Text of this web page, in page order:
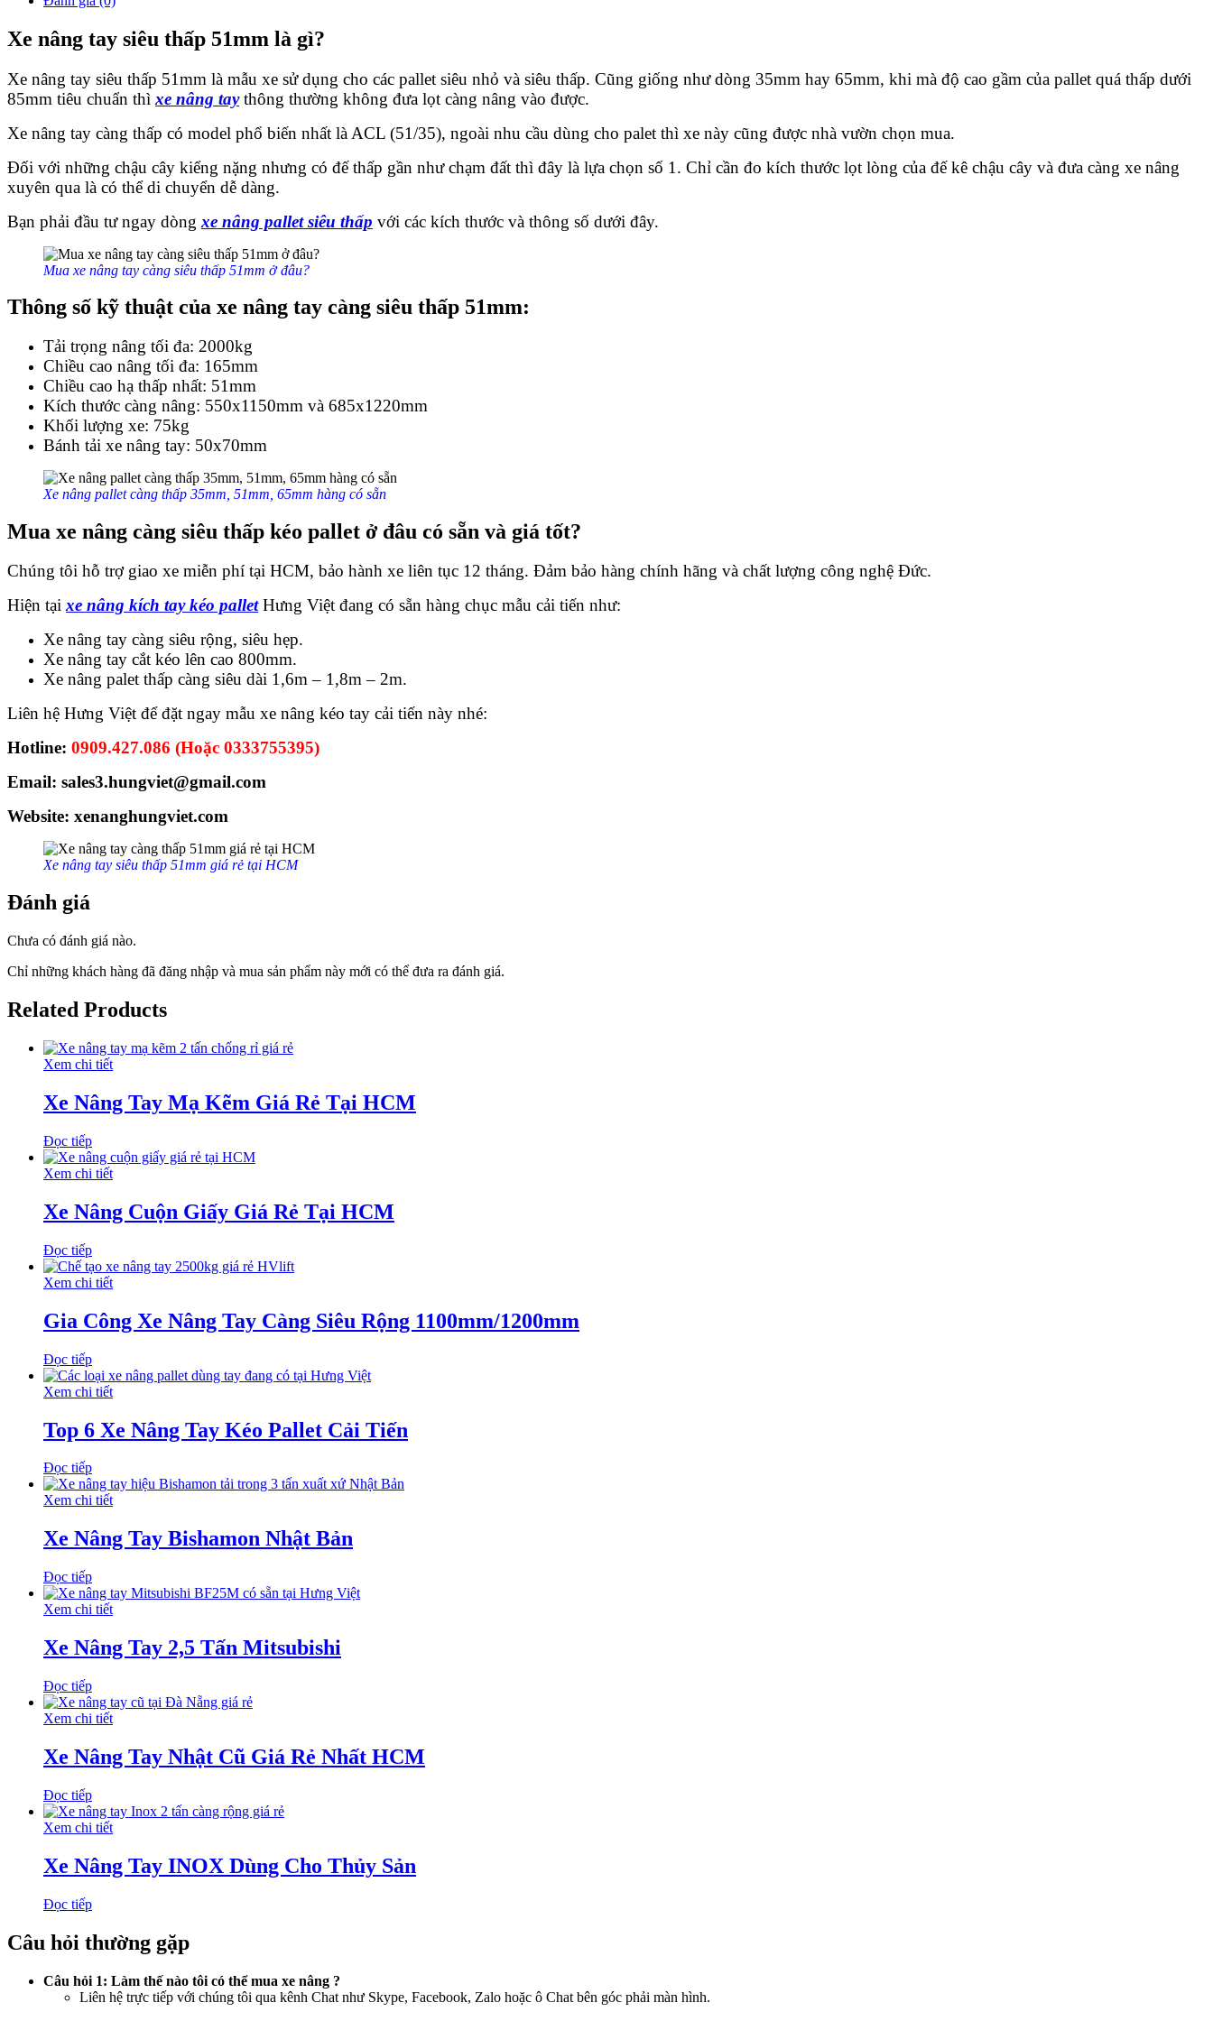
Xe nâng tay siêu thấp 51mm là gì?
Xe nâng tay siêu thấp 51mm là mẫu xe sử dụng cho các pallet siêu nhỏ và siêu thấp. Cũng giống như dòng 35mm hay 65mm, khi mà độ cao gầm của pallet quá thấp dưới
85mm tiêu chuẩn thì xe nâng taythông thường không đưa lọt càng nâng vào được.
Xe nâng tay càng thấp có model phổ biến nhất là ACL (51/35), ngoài nhu cầu dùng cho palet thì xe này cũng được nhà vườn chọn mua.
Đối với những chậu cây kiểng nặng nhưng có đế thấp gần như chạm đất thì đây là lựa chọn số 1. Chỉ cần đo kích thước lọt lòng của đế kê chậu cây và đưa càng xe nâng
xuyên qua là có thể di chuyển dễ dàng.
Bạn phải đầu tư ngay dòng xe nâng pallet siêu thấp với các kích thước và thông số dưới đây.
Mua xe nâng tay càng siêu thấp 51mm ở đâu?
Thông số kỹ thuật của xe nâng tay càng siêu thấp 51mm:
Tải trọng nâng tối đa: 2000kg
Chiều cao nâng tối đa: 165mm
Chiều cao hạ thấp nhất: 51mm
Kích thước càng nâng: 550x1150mm và 685x1220mm
Khối lượng xe: 75kg
Bánh tải xe nâng tay: 50x70mm
Xe nâng pallet càng thấp 35mm, 51mm, 65mm hàng có sẵn
Mua xe nâng càng siêu thấp kéo pallet ở đâu có sẵn và giá tốt?
Chúng tôi hỗ trợ giao xe miễn phí tại HCM, bảo hành xe liên tục 12 tháng. Đảm bảo hàng chính hãng và chất lượng công nghệ Đức.
Hiện tại xe nâng kích tay kéo palletHưng Việt đang có sẵn hàng chục mẫu cải tiến như:
Xe nâng tay càng siêu rộng, siêu hẹp.
Xe nâng tay cắt kéo lên cao 800mm.
Xe nâng palet thấp càng siêu dài 1,6m – 1,8m – 2m.
Liên hệ Hưng Việt để đặt ngay mẫu xe nâng kéo tay cải tiến này nhé:
Hotline: 0909.427.086 (Hoặc 0333755395)
Email: sales3.hungviet@gmail.com
Website: xenanghungviet.com
Xe nâng tay siêu thấp 51mm giá rẻ tại HCM
Đánh giá
Chưa có đánh giá nào.
Chỉ những khách hàng đã đăng nhập và mua sản phẩm này mới có thể đưa ra đánh giá.
Related Products
Xem chi tiết
Xe Nâng Tay Mạ Kẽm Giá Rẻ Tại HCM
Đọc tiếp
Xem chi tiết
Xe Nâng Cuộn Giấy Giá Rẻ Tại HCM
Đọc tiếp
Xem chi tiết
Gia Công Xe Nâng Tay Càng Siêu Rộng 1100mm/1200mm
Đọc tiếp
Xem chi tiết
Top 6 Xe Nâng Tay Kéo Pallet Cải Tiến
Đọc tiếp
Xem chi tiết
Xe Nâng Tay Bishamon Nhật Bản
Đọc tiếp
Xem chi tiết
Xe Nâng Tay 2,5 Tấn Mitsubishi
Đọc tiếp
Xem chi tiết
Xe Nâng Tay Nhật Cũ Giá Rẻ Nhất HCM
Đọc tiếp
Xem chi tiết
Xe Nâng Tay INOX Dùng Cho Thủy Sản
Đọc tiếp
Câu hỏi thường gặp
Câu hỏi 1: Làm thế nào tôi có thể mua xe nâng ?
Liên hệ trực tiếp với chúng tôi qua kênh Chat như Skype, Facebook, Zalo hoặc ô Chat bên góc phải màn hình.